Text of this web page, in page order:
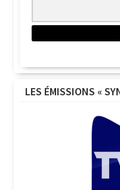
LES ÉMISSIONS «